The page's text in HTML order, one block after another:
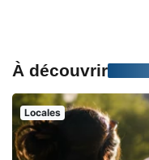
À découvrir
Locales